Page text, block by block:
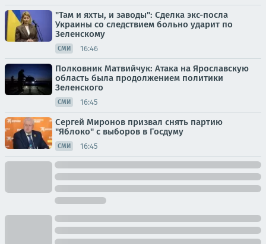
"Там и яхты, и заводы": Сделка экс-посла
Украины со следствием больно ударит по
Зеленскому
СМИ 16:46
Полковник Матвийчук: Атака на Ярославскую
область была продолжением политики
Зеленского
СМИ 16:45
Сергей Миронов призвал снять партию
"Яблоко" с выборов в Госдуму
СМИ 16:45